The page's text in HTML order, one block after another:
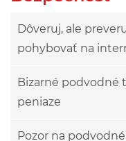
Dôveruj, ale
pohybovať na
Bizarné podvodné
peniaze
Pozor na